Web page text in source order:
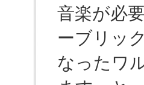
音楽が必
ーブリッ
なったワ